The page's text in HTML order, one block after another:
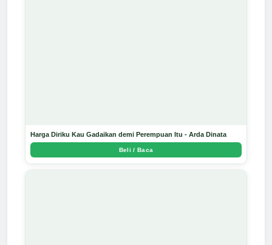
Harga Diriku Kau Gadaikan demi Perempuan Itu - Arda Dinata
Beli / Baca